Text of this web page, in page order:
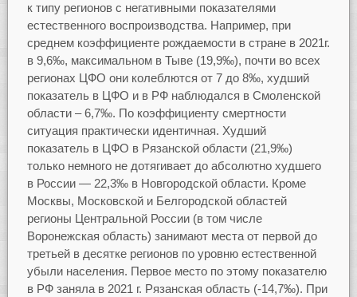
к типу регионов с негативными показателями
естественного воспроизводства. Например, при
среднем коэффициенте рождаемости в стране в 2021г.
в 9,6‰, максимальном в Тыве (19,9‰), почти во всех
регионах ЦФО они колеблются от 7 до 8‰, худший
показатель в ЦФО и в РФ наблюдался в Смоленской
области – 6,7‰. По коэффициенту смертности
ситуация практически идентичная. Худший
показатель в ЦФО в Рязанской области (21,9‰)
только немного не дотягивает до абсолютно худшего
в России — 22,3‰ в Новгородской области. Кроме
Москвы, Московской и Белгородской областей
регионы Центральной России (в том числе
Воронежская область) занимают места от первой до
третьей в десятке регионов по уровню естественной
убыли населения. Первое место по этому показателю
в РФ заняла в 2021 г. Рязанская область (-14,7‰). При